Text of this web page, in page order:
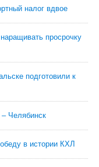
налог вдвое
просрочку
подготовили к
Челябинск
в истории КХЛ